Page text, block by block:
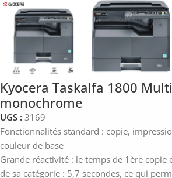
Kyocera Taskalfa 1800
monochrome
UGS : 3169
Fonctionnalités standard : copie,
couleur de base
Grande réactivité : le temps de 1ère copie
de sa catégorie : 5,7 secondes, ce qui